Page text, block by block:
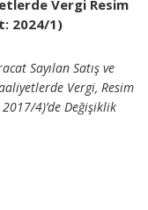
Vergi Resim
2024/1)
Sayılan Satış ve
Vergi, Resim
4)’de Değişiklik